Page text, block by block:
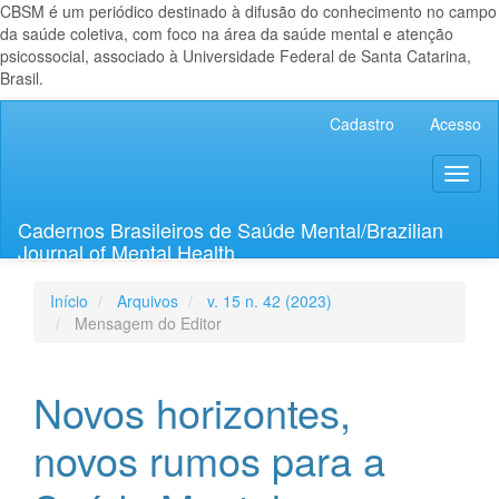
CBSM é um periódico destinado à difusão do conhecimento no campo
da saúde coletiva, com foco na área da saúde mental e atenção
psicossocial, associado à Universidade Federal de Santa Catarina,
Brasil.
Lateral
Cadastro Acesso
Cadernos Brasileiros de Saúde Mental/Brazilian
Journal of Mental Health
Início Arquivos
v. 15 n. 42 (2023)
Mensagem do Editor
Novos horizontes,
novos rumos para a